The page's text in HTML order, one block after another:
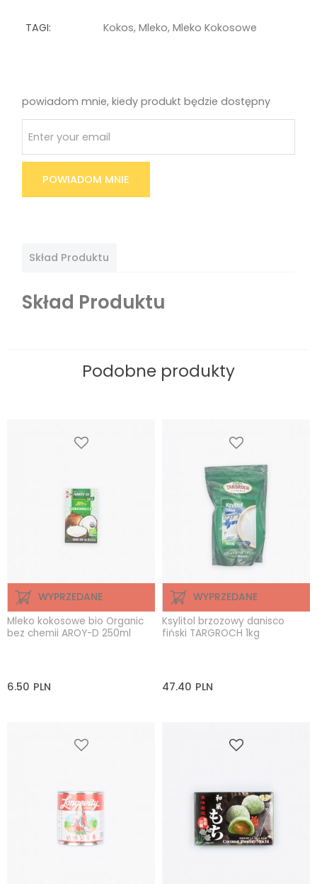
TAGI: Kokos,Mleko,Mleko Kokosowe
powiadom mnie, kiedy produkt będzie dostępny
POWIADOM MNIE
Skład Produktu
Skład Produktu
Podobne produkty
WYPRZEDANE
Mleko kokosowe bio Organic
bez chemii AROY-D 250ml
6.50 PLN
WYPRZEDANE
Ksylitol brzozowy danisco
fiński TARGROCH 1kg
47.40 PLN